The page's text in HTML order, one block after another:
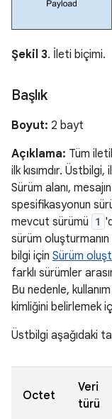
Şekil 3. İleti biçimi.
Başlık
Boyut: 2 bayt
Açıklama: Tüm
ilk kısımdır.
Sürüm alanı,
spesifikasyonun
mevcut sürümü 1
sürüm oluşturmanın
bilgi için Sürüm
farklı sürümler
Bu nedenle,
kimliğini belirlemek
Üstbilgi aşağıdaki
Octet
Veri
türü